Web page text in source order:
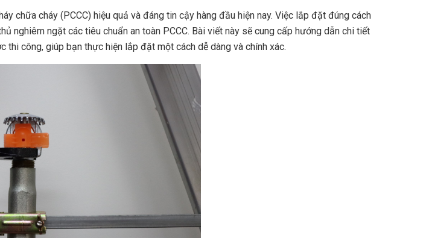
chữa cháy (PCCC) hiệu quả và đáng tin cậy hàng đầu hiện nay. Việc lắp đặt đúng cách
nghiêm ngặt các tiêu chuẩn an toàn PCCC. Bài viết này sẽ cung cấp hướng dẫn chi tiết
công, giúp bạn thực hiện lắp đặt một cách dễ dàng và chính xác.